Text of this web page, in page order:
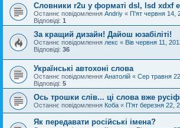
Словники r2u у форматі dsl, lsd xdxf
Останнє повідомлення Andriy « П'ят червня 14,
Відповіді: 1
За кращий дизайн! Дайош юзабіліті!
Останнє повідомлення лекс « Вів червня 11,
Відповіді: 36
Українські автохоні слова
Останнє повідомлення Анатолій « Сер травня
Відповіді: 5
Ось трошки слів... ці слова вже
Останнє повідомлення Коба « П'ят березня 22,
Як передавати російські імена?